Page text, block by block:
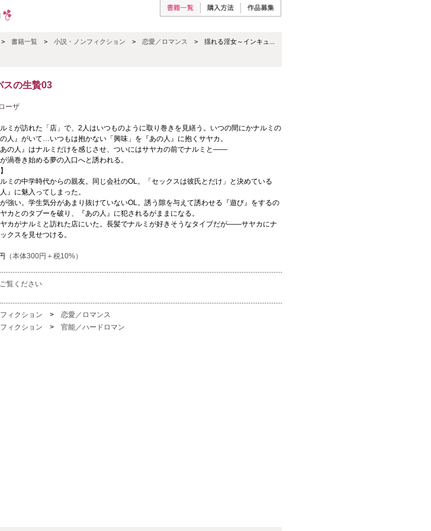
書籍一覧 > 小説・ノンフィクション > 恋愛／ロマンス > 揺れる淫女～インキュ...
スの生贄03
ーザ
ミが訪れた「店」で、2人はいつものように取り巻きを見繕う。いつの間にかナルミの
人』がいて…いつもは抱かない「興味」を『あの人』に抱くサヤカ。
の人』はナルミだけを感じさせ、ついにはサヤカの前でナルミと――
渦巻き始める夢の入口へと誘われる。
ミの中学時代からの親友。同じ会社のOL。「セックスは彼氏とだけ」と決めている
』に魅入ってしまった。
強い。学生気分があまり抜けていないOL。誘う隙を与えて誘わせる『遊び』をするの
カとのタブーを破り、『あの人』に犯されるがままになる。
カがナルミと訪れた店にいた。長髪でナルミが好きそうなタイプだが――サヤカにナ
クスを見せつける。
（本体300円＋税10%）
覧ください
ィクション > 恋愛／ロマンス
ィクション > 官能／ハードロマン